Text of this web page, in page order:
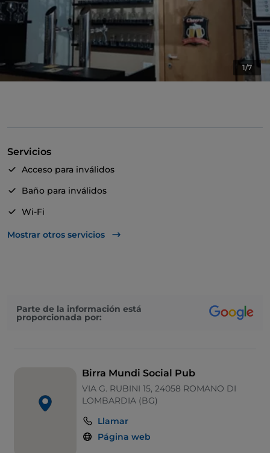
1/7
Servicios
Acceso para inválidos
Baño para inválidos
Wi-Fi
Bancomat
Visa
Mostrar otros servicios
Parte de la información está
proporcionada por:
Birra Mundi Social Pub
VIA G. RUBINI 15, 24058 ROMANO DI
LOMBARDIA (BG)
Llamar
Página web